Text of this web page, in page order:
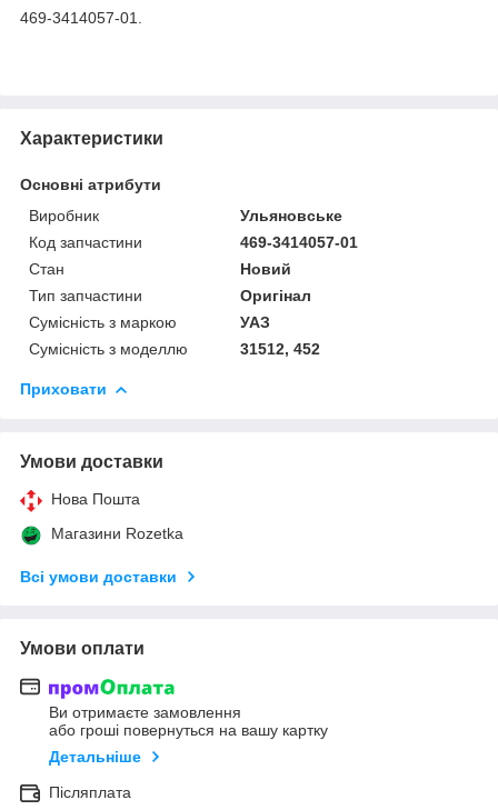
469-3414057-01.
Характеристики
Основні атрибути
Виробник
Ульяновське
Код запчастини
469-3414057-01
Стан
Новий
Тип запчастини
Оригінал
Сумісність з маркою
УАЗ
Сумісність з моделлю
31512, 452
Приховати
Умови доставки
Нова Пошта
Магазини Rozetka
Всі умови доставки
Умови оплати
Ви отримаєте замовлення
або гроші повернуться на вашу картку
Детальніше
Післяплата